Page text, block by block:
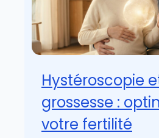
Hystéroscopie
grossesse :
votre fertilité